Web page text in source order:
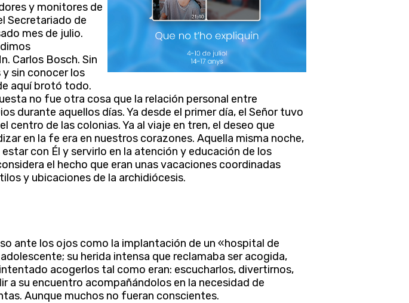
y monitores de
Secretariado de
mes de julio.
Carlos Bosch. Sin
sin conocer los
aquí brotó todo.
no fue otra cosa que la relación personal entre
durante aquellos días. Ya desde el primer día, el Señor tuvo
centro de las colonias. Ya al viaje en tren, el deseo que
en la fe era en nuestros corazones. Aquella misma noche,
con Él y servirlo en la atención y educación de los
el hecho que eran unas vacaciones coordinadas
y ubicaciones de la archidiócesis.
ante los ojos como la implantación de un «hospital de
su herida intensa que reclamaba ser acogida,
acogerlos tal como eran: escucharlos, divertirnos,
a su encuentro acompañándolos en la necesidad de
Aunque muchos no fueran conscientes.